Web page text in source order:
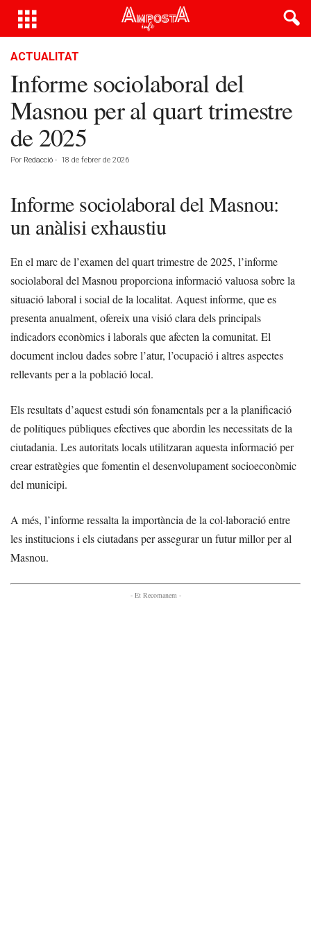
ACTUALITAT
Informe sociolaboral del
Masnou per al quart trimestre
de 2025
Por Redacció - 18 de febrer de 2026
Informe sociolaboral del Masnou:
un anàlisi exhaustiu
En el marc de l’examen del quart trimestre de 2025, l’informe
sociolaboral del Masnou proporciona informació valuosa sobre la
situació laboral i social de la localitat. Aquest informe, que es
presenta anualment, ofereix una visió clara dels principals
indicadors econòmics i laborals que afecten la comunitat. El
document inclou dades sobre l’atur, l’ocupació i altres aspectes
rellevants per a la població local.
Els resultats d’aquest estudi són fonamentals per a la planificació
de polítiques públiques efectives que abordin les necessitats de la
ciutadania. Les autoritats locals utilitzaran aquesta informació per
crear estratègies que fomentin el desenvolupament socioeconòmic
del municipi.
A més, l’informe ressalta la importància de la col·laboració entre
les institucions i els ciutadans per assegurar un futur millor per al
Masnou.
- Et Recomanem -